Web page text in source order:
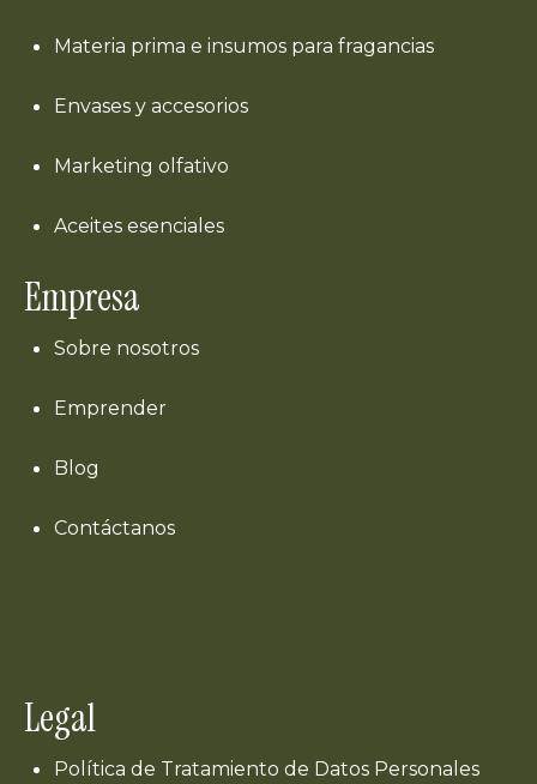
Materia prima e insumos para fragancias
Envases y accesorios
Marketing olfativo
Aceites esenciales
Empresa
Sobre nosotros
Emprender
Blog
Contáctanos
Legal
Política de Tratamiento de Datos Personales